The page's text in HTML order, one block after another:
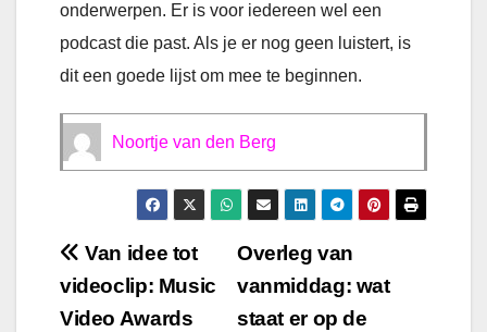
onderwerpen. Er is voor iedereen wel een
podcast die past. Als je er nog geen luistert, is
dit een goede lijst om mee te beginnen.
Noortje van den Berg
Bericht
navigatie
Overleg van
vanmiddag: wat
staat er op de
Van idee tot
videoclip: Music
Video Awards